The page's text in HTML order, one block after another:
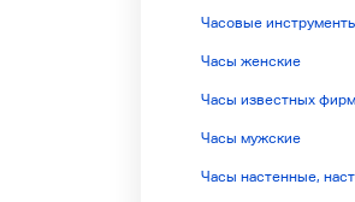
Часовые
Часы женские
Часы известных фирм
Часы мужские
Часы настенные,